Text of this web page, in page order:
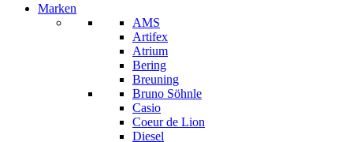
Marken
AMS
Artifex
Atrium
Bering
Breuning
Bruno Söhnle
Casio
Coeur de Lion
Diesel